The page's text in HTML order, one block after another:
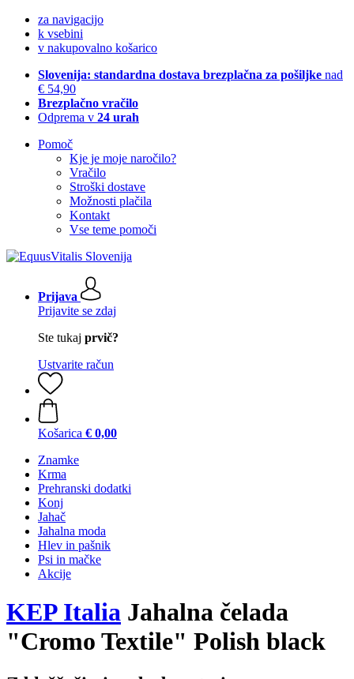
za navigacijo
k vsebini
v nakupovalno košarico
Slovenija: standardna dostava brezplačna za pošiljke nad
€ 54,90
Brezplačno vračilo
Odprema v 24 urah
Pomoč
Kje je moje naročilo?
Vračilo
Stroški dostave
Možnosti plačila
Kontakt
Vse teme pomoči
Prijava
Prijavite se zdaj
Ste tukaj prvič?
Ustvarite račun
Košarica € 0,00
Znamke
Krma
Prehranski dodatki
Konj
Jahač
Jahalna moda
Hlev in pašnik
Psi in mačke
Akcije
KEP Italia Jahalna čelada
"Cromo Textile" Polish black